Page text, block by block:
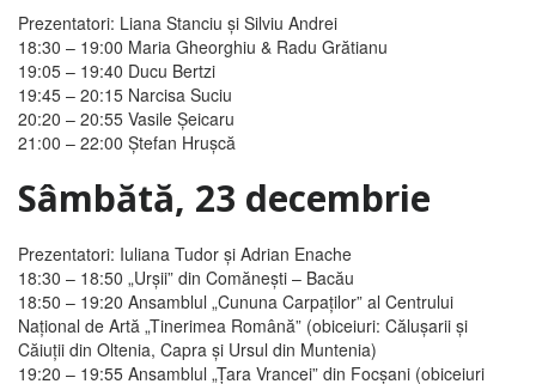
Prezentatori: Liana Stanciu şi Silviu Andrei
18:30 – 19:00 Maria Gheorghiu & Radu Grătianu
19:05 – 19:40 Ducu Bertzi
19:45 – 20:15 Narcisa Suciu
20:20 – 20:55 Vasile Şeicaru
21:00 – 22:00 Ştefan Hruşcă
Sâmbătă, 23 decembrie
Prezentatori: Iuliana Tudor şi Adrian Enache
18:30 – 18:50 „Urşii” din Comăneşti – Bacău
18:50 – 19:20 Ansamblul „Cununa Carpaţilor” al Centrului
Naţional de Artă „Tinerimea Română” (obiceiuri: Căluşarii şi
Căiuţii din Oltenia, Capra şi Ursul din Muntenia)
19:20 – 19:55 Ansamblul „Ţara Vrancei” din Focşani (obiceiuri